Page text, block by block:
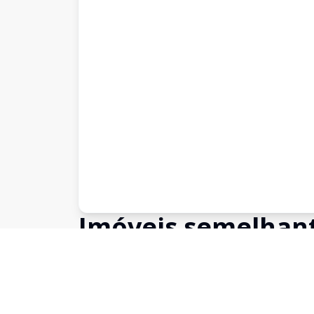
Imóveis